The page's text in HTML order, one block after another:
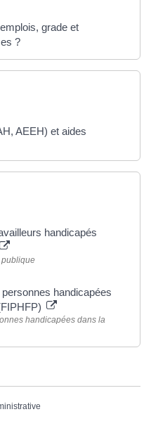
grade et
?
AEEH) et aides
handicapés
publique
handicapées
handicapées dans la